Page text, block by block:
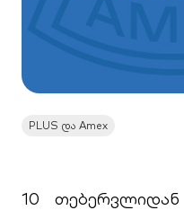
PLUS და Amex
10